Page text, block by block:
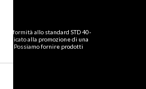
in conformità allo standard STD 40-
è dedicato alla promozione di una
Possiamo fornire prodotti